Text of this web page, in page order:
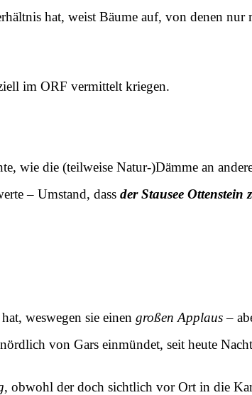
hat, weist Bäume auf, von denen nur
im ORF vermittelt kriegen.
wie die (teilweise Natur-)Dämme an
– Umstand, dass der Stausee Ottenstein
weswegen sie einen großen Applaus–
von Gars einmündet, seit heute
, obwohl der doch sichtlich vor Ort in die